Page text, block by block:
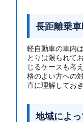
長距離乗
軽自動車の車内
とりは限られて
じるケースも考
格のよい方への
直に理解しておき
地域によ